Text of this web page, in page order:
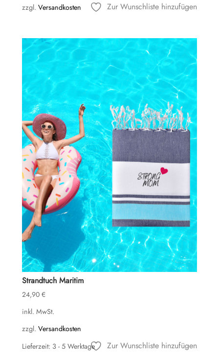
zzgl. Versandkosten Zur Wunschliste hinzufügen
Strandtuch Maritim
24,90 €
inkl. MwSt.
zzgl. Versandkosten
Lieferzeit: 3 - 5 Werktage Zur Wunschliste hinzufügen